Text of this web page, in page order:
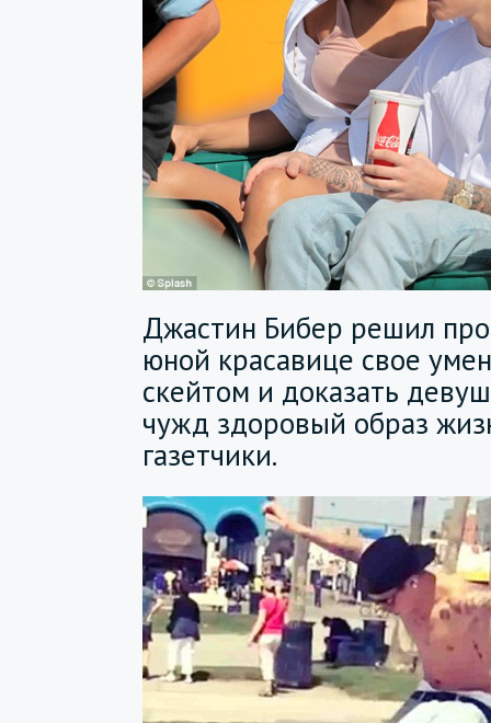
Джастин Бибер решил
юной красавице свое
скейтом и доказать
чужд здоровый образ
газетчики.